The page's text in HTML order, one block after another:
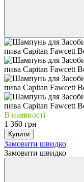
В наявності
1 360 грн
Купити
Замовити швидко
Замовити швидко